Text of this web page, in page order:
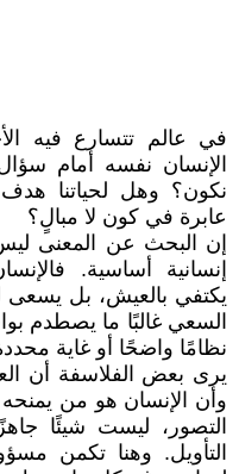
في عالم تتسارع فيه
الإنسان نفسه أمام
نكون؟ وهل لحياتنا
عابرة في كون لا مبالٍ؟
إن البحث عن المعنى
إنسانية أساسية.
يكتفي بالعيش، بل يسعى
السعي غالبًا ما يصطدم
نظامًا واضحًا أو غاية
يرى بعض الفلاسفة أن
وأن الإنسان هو من يمنحه
التصور، ليست شيئًا
التأويل. وهنا تكمن